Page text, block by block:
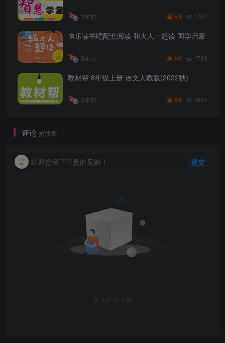
3年前 ￥3 1797
快乐读书吧配套阅读 和大人一起读 国学启蒙
3年前 ￥3 1789
教材帮 8年级上册 语文人教版(2022秋)
3年前 ￥3 1697
评论 抢沙发
欢迎您留下宝贵的见解！ 提交
暂无评论内容